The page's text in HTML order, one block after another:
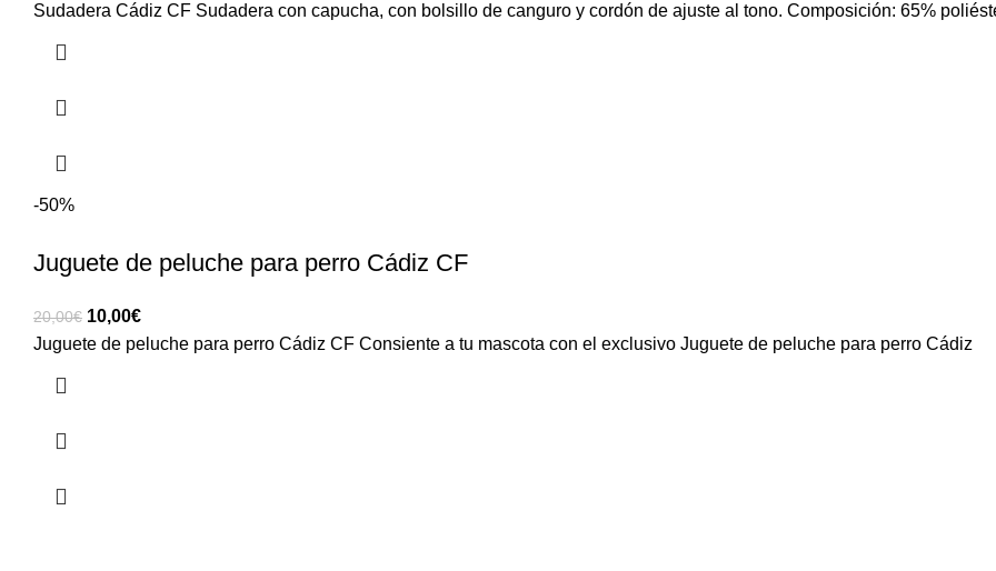
Sudadera Cádiz CF Sudadera con capucha, con bolsillo de canguro y cordón de ajuste al tono. Composición: 65%
-50%
Juguete de peluche para perro Cádiz CF
20,00€ 10,00€
Juguete de peluche para perro Cádiz CF Consiente a tu mascota con el exclusivo Juguete de peluche para perro Cádiz